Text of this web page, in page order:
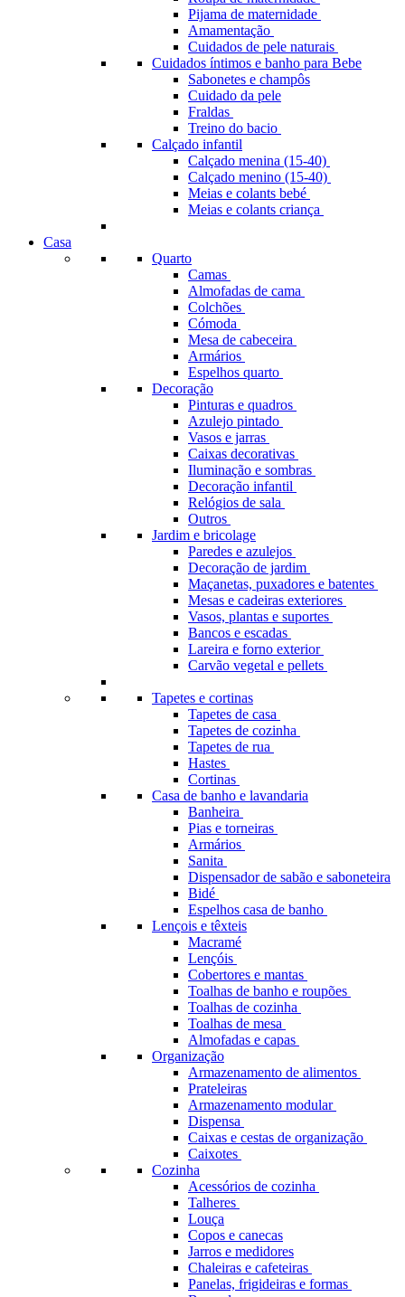
Pijama de maternidade
Amamentação
Cuidados de pele naturais
Cuidados íntimos e banho para Bebe
Sabonetes e champôs
Cuidado da pele
Fraldas
Treino do bacio
Calçado infantil
Calçado menina (15-40)
Calçado menino (15-40)
Meias e colants bebé
Meias e colants criança
Casa
Quarto
Camas
Almofadas de cama
Colchões
Cómoda
Mesa de cabeceira
Armários
Espelhos quarto
Decoração
Pinturas e quadros
Azulejo pintado
Vasos e jarras
Caixas decorativas
Iluminação e sombras
Decoração infantil
Relógios de sala
Outros
Jardim e bricolage
Paredes e azulejos
Decoração de jardim
Maçanetas, puxadores e batentes
Mesas e cadeiras exteriores
Vasos, plantas e suportes
Bancos e escadas
Lareira e forno exterior
Carvão vegetal e pellets
Tapetes e cortinas
Tapetes de casa
Tapetes de cozinha
Tapetes de rua
Hastes
Cortinas
Casa de banho e lavandaria
Banheira
Pias e torneiras
Armários
Sanita
Dispensador de sabão e saboneteira
Bidé
Espelhos casa de banho
Lençois e têxteis
Macramé
Lençóis
Cobertores e mantas
Toalhas de banho e roupões
Toalhas de cozinha
Toalhas de mesa
Almofadas e capas
Organização
Armazenamento de alimentos
Prateleiras
Armazenamento modular
Dispensa
Caixas e cestas de organização
Caixotes
Cozinha
Acessórios de cozinha
Talheres
Louça
Copos e canecas
Jarros e medidores
Chaleiras e cafeteiras
Panelas, frigideiras e formas